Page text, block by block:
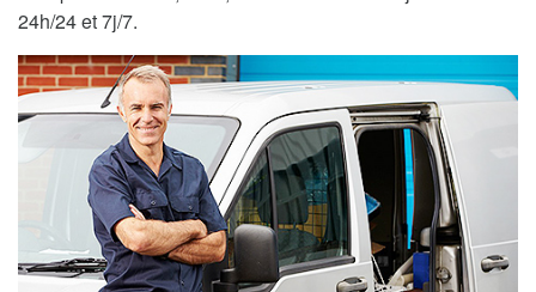
24h/24 et 7j/7.